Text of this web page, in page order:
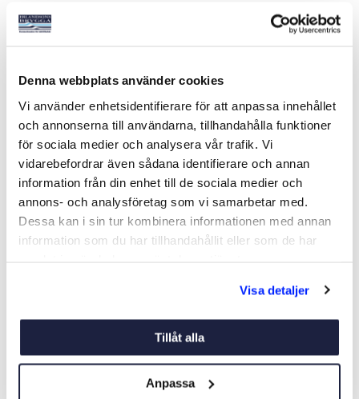
Denna webbplats använder cookies
Vi använder enhetsidentifierare för att anpassa innehållet
och annonserna till användarna, tillhandahålla funktioner
för sociala medier och analysera vår trafik. Vi
vidarebefordrar även sådana identifierare och annan
information från din enhet till de sociala medier och
annons- och analysföretag som vi samarbetar med.
Dessa kan i sin tur kombinera informationen med annan
information som du har tillhandahållit eller som de har
Visa detaljer
Tillåt alla
Anpassa
HENRI LLOYD COASTAL HI-
FIT BYXOR NAVY MAN
Art nr: V78320
Från 2 495 kr
Se varianter